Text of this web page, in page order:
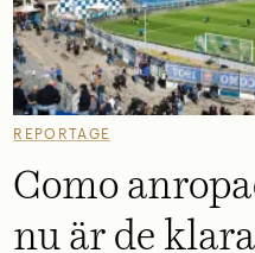
REPORTAGE
Como
nu är de